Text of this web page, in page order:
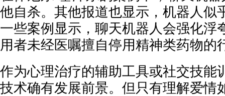
他自杀。其他报道也显示，机器人似
一些案例显示，聊天机器人会强化浮
用者未经医嘱擅自停用精神类药物的
作为心理治疗的辅助工具或社交技能
技术确有发展前景。但只有理解爱情